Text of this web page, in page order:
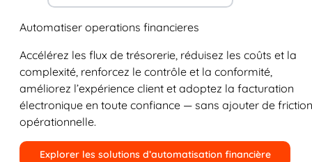
Automatiser operations financieres
Accélérez les flux de trésorerie, réduisez les coûts et la
complexité, renforcez le contrôle et la conformité,
améliorez l’expérience client et adoptez la facturation
électronique en toute confiance — sans ajouter de friction
opérationnelle.
Explorer les solutions d’automatisation financière